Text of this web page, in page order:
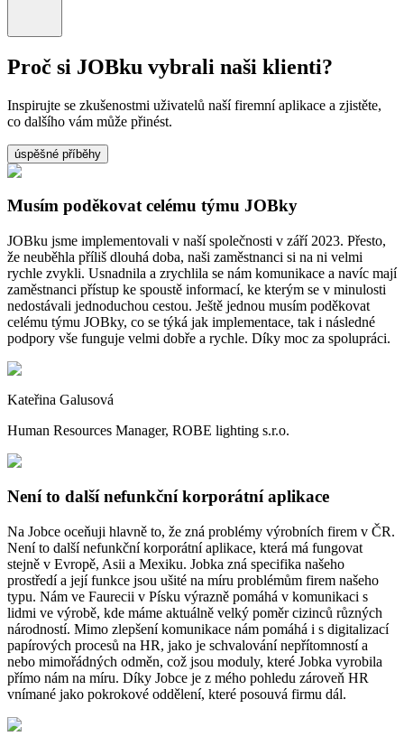
Proč si JOBku vybrali naši klienti?
Inspirujte se zkušenostmi uživatelů naší firemní aplikace a zjistěte,
co dalšího vám může přinést.
úspěšné příběhy
Musím poděkovat celému týmu JOBky
JOBku jsme implementovali v naší společnosti v září 2023. Přesto,
že neuběhla příliš dlouhá doba, naši zaměstnanci si na ni velmi
rychle zvykli. Usnadnila a zrychlila se nám komunikace a navíc mají
zaměstnanci přístup ke spoustě informací, ke kterým se v minulosti
nedostávali jednoduchou cestou. Ještě jednou musím poděkovat
celému týmu JOBky, co se týká jak implementace, tak i následné
podpory vše funguje velmi dobře a rychle. Díky moc za spolupráci.
Kateřina Galusová
Human Resources Manager, ROBE lighting s.r.o.
Není to další nefunkční korporátní aplikace
Na Jobce oceňuji hlavně to, že zná problémy výrobních firem v ČR.
Není to další nefunkční korporátní aplikace, která má fungovat
stejně v Evropě, Asii a Mexiku. Jobka zná specifika našeho
prostředí a její funkce jsou ušité na míru problémům firem našeho
typu. Nám ve Faurecii v Písku výrazně pomáhá v komunikaci s
lidmi ve výrobě, kde máme aktuálně velký poměr cizinců různých
národností. Mimo zlepšení komunikace nám pomáhá i s digitalizací
papírových procesů na HR, jako je schvalování nepřítomností a
nebo mimořádných odměn, což jsou moduly, které Jobka vyrobila
přímo nám na míru. Díky Jobce je z mého pohledu zároveň HR
vnímané jako pokrokové oddělení, které posouvá firmu dál.